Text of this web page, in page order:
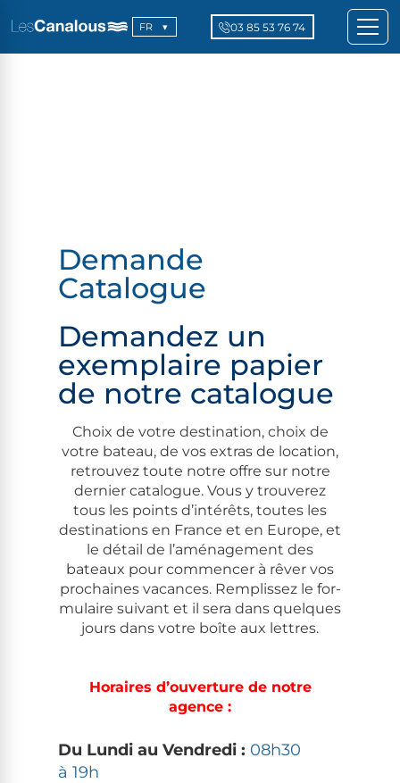
FR 03 85 53 76 74
Demande
Catalogue
Demandez un
exemplaire papier
de notre catalogue
Choix de votre des­ti­na­tion, choix de
votre bateau, de vos extras de loca­tion,
retrou­vez toute notre offre sur notre
dernier cat­a­logue. Vous y trou­verez
tous les points d’in­térêts, toutes les
des­ti­na­tions en France et en Europe, et
le détail de l’amé­nage­ment des
bateaux pour com­mencer à rêver vos
prochaines vacances. Rem­plis­sez le for­
mu­laire suiv­ant et il sera dans quelques
jours dans votre boîte aux let­tres.
Horaires d’ou­ver­ture de notre
agence :
Du Lun­di au Ven­dre­di : 08h30
à 19h